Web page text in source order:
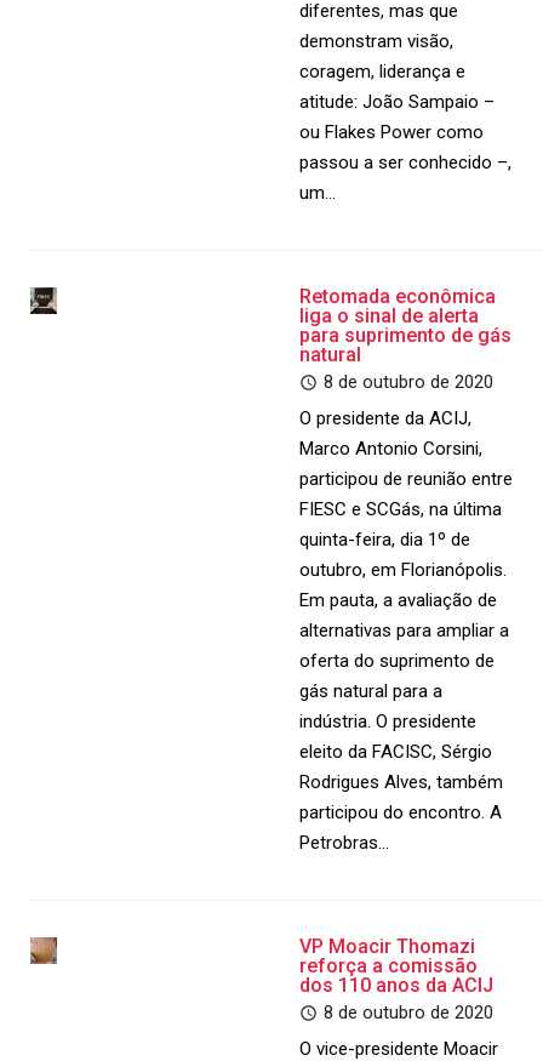
diferentes, mas que
demonstram visão,
coragem, liderança e
atitude: João Sampaio –
ou Flakes Power como
passou a ser conhecido –,
um…
Retomada econômica
liga o sinal de alerta
para suprimento de gás
natural
8 de outubro de 2020
O presidente da ACIJ,
Marco Antonio Corsini,
participou de reunião entre
FIESC e SCGás, na última
quinta-feira, dia 1º de
outubro, em Florianópolis.
Em pauta, a avaliação de
alternativas para ampliar a
oferta do suprimento de
gás natural para a
indústria. O presidente
eleito da FACISC, Sérgio
Rodrigues Alves, também
participou do encontro. A
Petrobras…
VP Moacir Thomazi
reforça a comissão
dos 110 anos da ACIJ
8 de outubro de 2020
O vice-presidente Moacir